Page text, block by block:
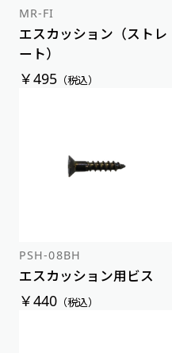
MR-FI
エスカッション（ストレ
ート）
￥495（税込）
PSH-08BH
エスカッション用ビス
￥440（税込）